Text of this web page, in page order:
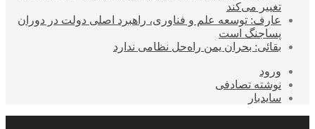
تغییر می‌کند
عارف: توسعه علم و فناوری، راهبرد اصلی دولت در دوران
پساجنگ است
بقائی: بحران یمن راه‌حل نظامی ندارد
ورود
نوشته تصادفی
سایدبار